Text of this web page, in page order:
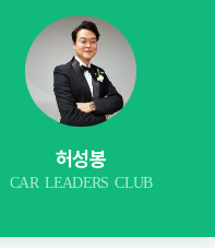
허성봉
CAR LEADERS CLUB